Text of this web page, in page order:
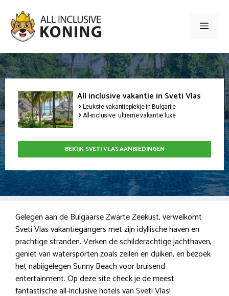
naar
inhoud
Menu
All inclusive vakantie in Sveti Vlas
Leukste vakantieplekje in Bulgarije
All-inclusive: ultieme vakantie luxe
BEKIJK SVETI VLAS AANBIEDINGEN
Gelegen aan de Bulgaarse Zwarte Zeekust, verwelkomt
Sveti Vlas vakantiegangers met zijn idyllische haven en
prachtige stranden. Verken de schilderachtige jachthaven,
geniet van watersporten zoals zeilen en duiken, en bezoek
het nabijgelegen Sunny Beach voor bruisend
entertainment. Op deze site check je de meest
fantastische all-inclusive hotels van Sveti Vlas!